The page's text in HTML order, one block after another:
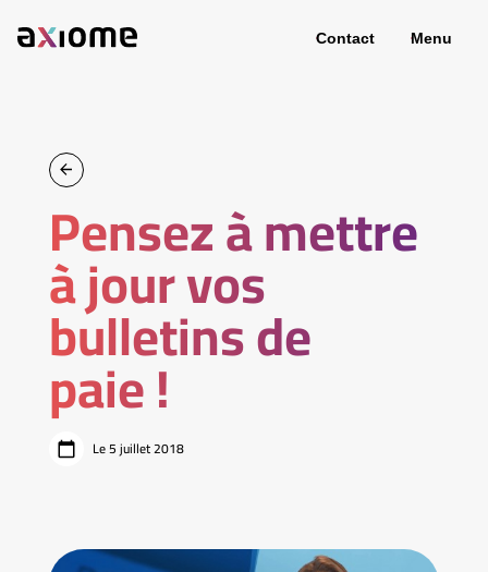
Contact Menu
Pensez à mettre
à jour vos
bulletins de
paie !
Le 5 juillet 2018